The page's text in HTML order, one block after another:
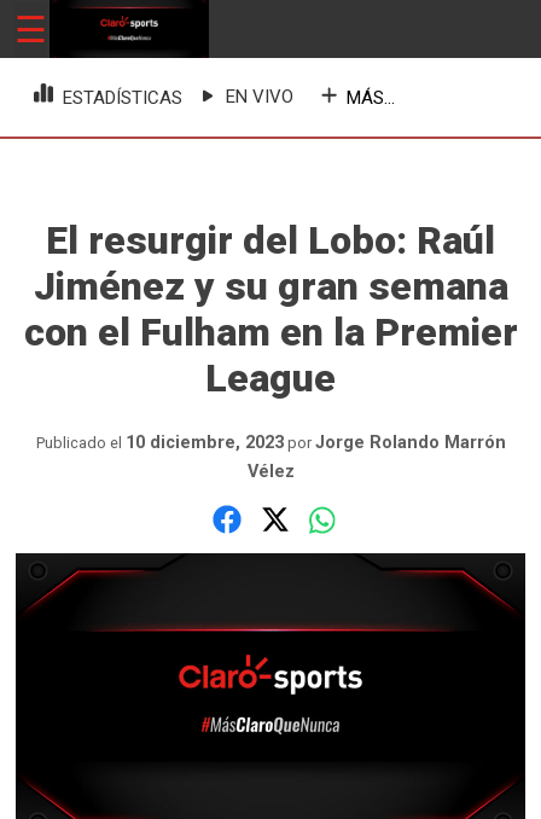
Skip
☰
ClaroSports
Más Claro que nunca
ESTADÍSTICAS EN VIVO MÁS...
El resurgir del Lobo: Raúl
Jiménez y su gran semana
con el Fulham en la Premier
League
Publicado el 10 diciembre, 2023por Jorge Rolando Marrón
Vélez